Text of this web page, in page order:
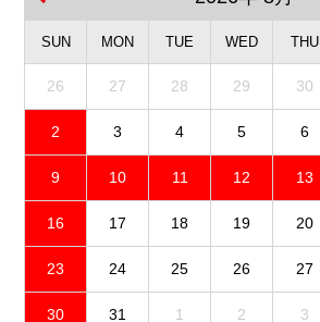
SUN MON TUE WED THU
26 27 28 29 30
2 3 4 5 6
9 10 11 12 13
16 17 18 19 20
23 24 25 26 27
30 31 1 2 3